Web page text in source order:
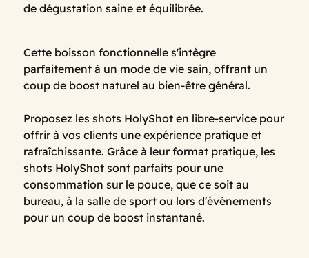
de dégustation saine et équilibrée.
Cette boisson fonctionnelle s'intègre
parfaitement à un mode de vie sain, offrant un
coup de boost naturel au bien-être général.
Proposez les shots HolyShot en libre-service pour
offrir à vos clients une expérience pratique et
rafraîchissante. Grâce à leur format pratique, les
shots HolyShot sont parfaits pour une
consommation sur le pouce, que ce soit au
bureau, à la salle de sport ou lors d'événements
pour un coup de boost instantané.